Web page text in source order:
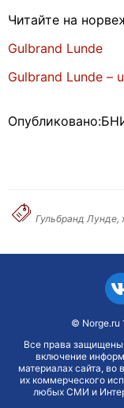
Читайте на
Gulbrand Lunde
Gulbrand Lunde –
Гульбранд Лунде,
© Norge.ru
Все права защищены
включение
материалах сайта,
их коммерческого
любых СМИ и